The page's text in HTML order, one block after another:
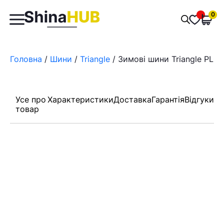
Пошук
товарів
0
Головна / Шини / Triangle / Зимові шини Triangle
Усе про
товар
ХарактеристикиДоставкаГарантіяВідгуки